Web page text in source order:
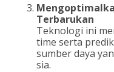
Terbarukan
Teknologi ini
time serta
sumber daya
sia.